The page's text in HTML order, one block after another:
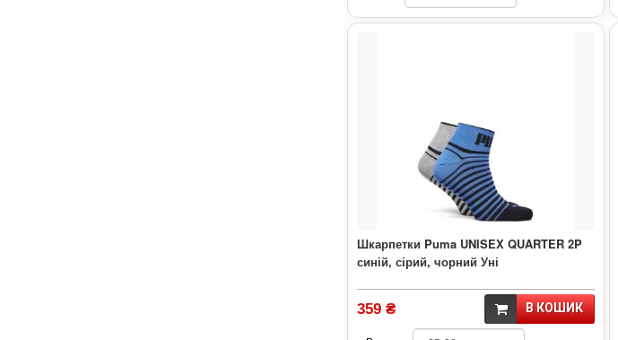
Шкарпетки Puma UNISEX QUARTER 2P
синій, сірий, чорний Уні
359 ₴ В КОШИК